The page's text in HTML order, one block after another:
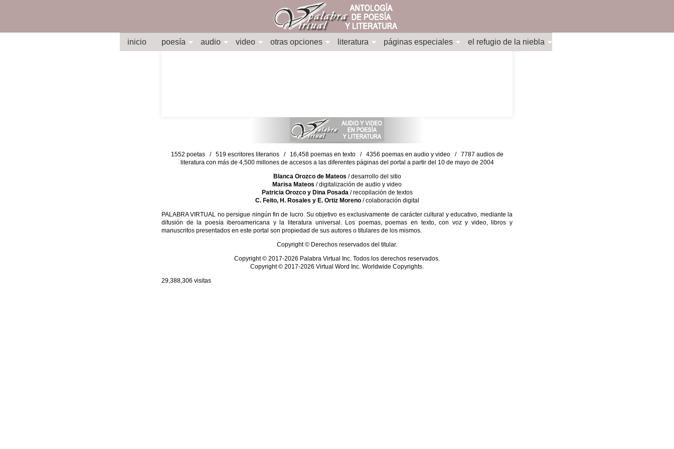
inicio poesía audio video otras opciones literatura páginas especiales el refugio de la niebla
1552 poetas / 519 escritores literarios / 16,458 poemas en texto / 4356 poemas en audio y video / 7787 audios de
literatura con más de 4,500 millones de accesos a las diferentes páginas del portal a partir del 10 de mayo de 2004
Blanca Orozco de Mateos / desarrollo del sitio
Marisa Mateos / digitalización de audio y video
Patricia Orozco y Dina Posada/ recopilación de textos
C. Feito, H. Rosales y E. Ortiz Moreno/ colaboración digital
PALABRA VIRTUAL no persigue ningún fin de lucro. Su objetivo es exclusivamente de carácter cultural y educativo, mediante la
difusión de la poesía iberoamericana y la literatura universal. Los poemas, poemas en texto, con voz y video, libros y
manuscritos presentados en este portal son propiedad de sus autores o titulares de los mismos.
Copyright © Derechos reservados del titular.
Copyright © 2017-2026 Palabra Virtual Inc. Todos los derechos reservados.
Copyright © 2017-2026 Virtual Word Inc. Worldwide Copyrights.
29,388,306 visitas